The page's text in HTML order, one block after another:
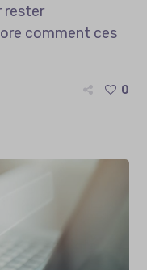
rester
comment ces
0